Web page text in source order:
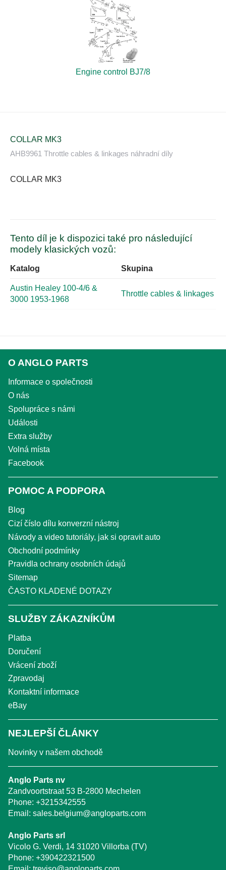
Engine control BJ7/8
COLLAR MK3
AHB9961 Throttle cables & linkages náhradní díly
COLLAR MK3
Tento díl je k dispozici také pro následující
modely klasických vozů:
Katalog Skupina
Austin Healey 100-4/6 &
3000 1953-1968
Throttle cables & linkages
O ANGLO PARTS
Informace o společnosti
O nás
Spolupráce s námi
Události
Extra služby
Volná místa
Facebook
POMOC A PODPORA
Blog
Cizí číslo dílu konverzní nástroj
Návody a video tutoriály, jak si opravit auto
Obchodní podmínky
Pravidla ochrany osobních údajů
Sitemap
ČASTO KLADENÉ DOTAZY
SLUŽBY ZÁKAZNÍKŮM
Platba
Doručení
Vrácení zboží
Zpravodaj
Kontaktní informace
eBay
NEJLEPŠÍ ČLÁNKY
Novinky v našem obchodě
Anglo Parts nv
Zandvoortstraat 53 B-2800 Mechelen
Phone: +3215342555
Email: sales.belgium@angloparts.com
Anglo Parts srl
Vicolo G. Verdi, 14 31020 Villorba (TV)
Phone: +390422321500